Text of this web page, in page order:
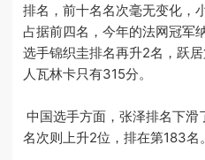
排名，前十名名次毫无变化，
占据前四名，今年的法网冠军
选手锦织圭排名再升2名，跃
人瓦林卡只有315分。
中国选手方面，张泽排名下滑
名次则上升2位，排在第183名。